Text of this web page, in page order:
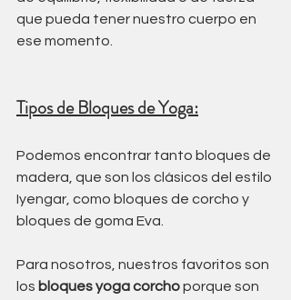
que pueda tener nuestro cuerpo en
ese momento.
Tipos de Bloques de Yoga:
Podemos encontrar tanto bloques de
madera, que son los clásicos del estilo
Iyengar, como bloques de corcho y
bloques de goma Eva.
Para nosotros, nuestros favoritos son
los bloques yoga corcho porque son